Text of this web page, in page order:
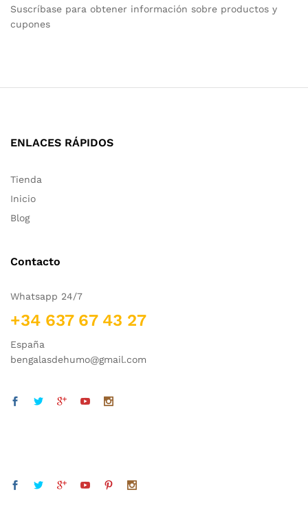
Suscríbase para obtener información sobre productos y
cupones
ENLACES RÁPIDOS
Tienda
Inicio
Blog
Contacto
Whatsapp 24/7
+34 637 67 43 27
España
bengalasdehumo@gmail.com